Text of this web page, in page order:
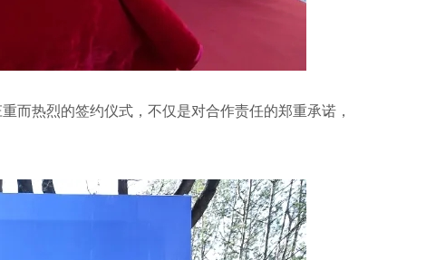
而热烈的签约仪式，不仅是对合作责任的郑重承诺，